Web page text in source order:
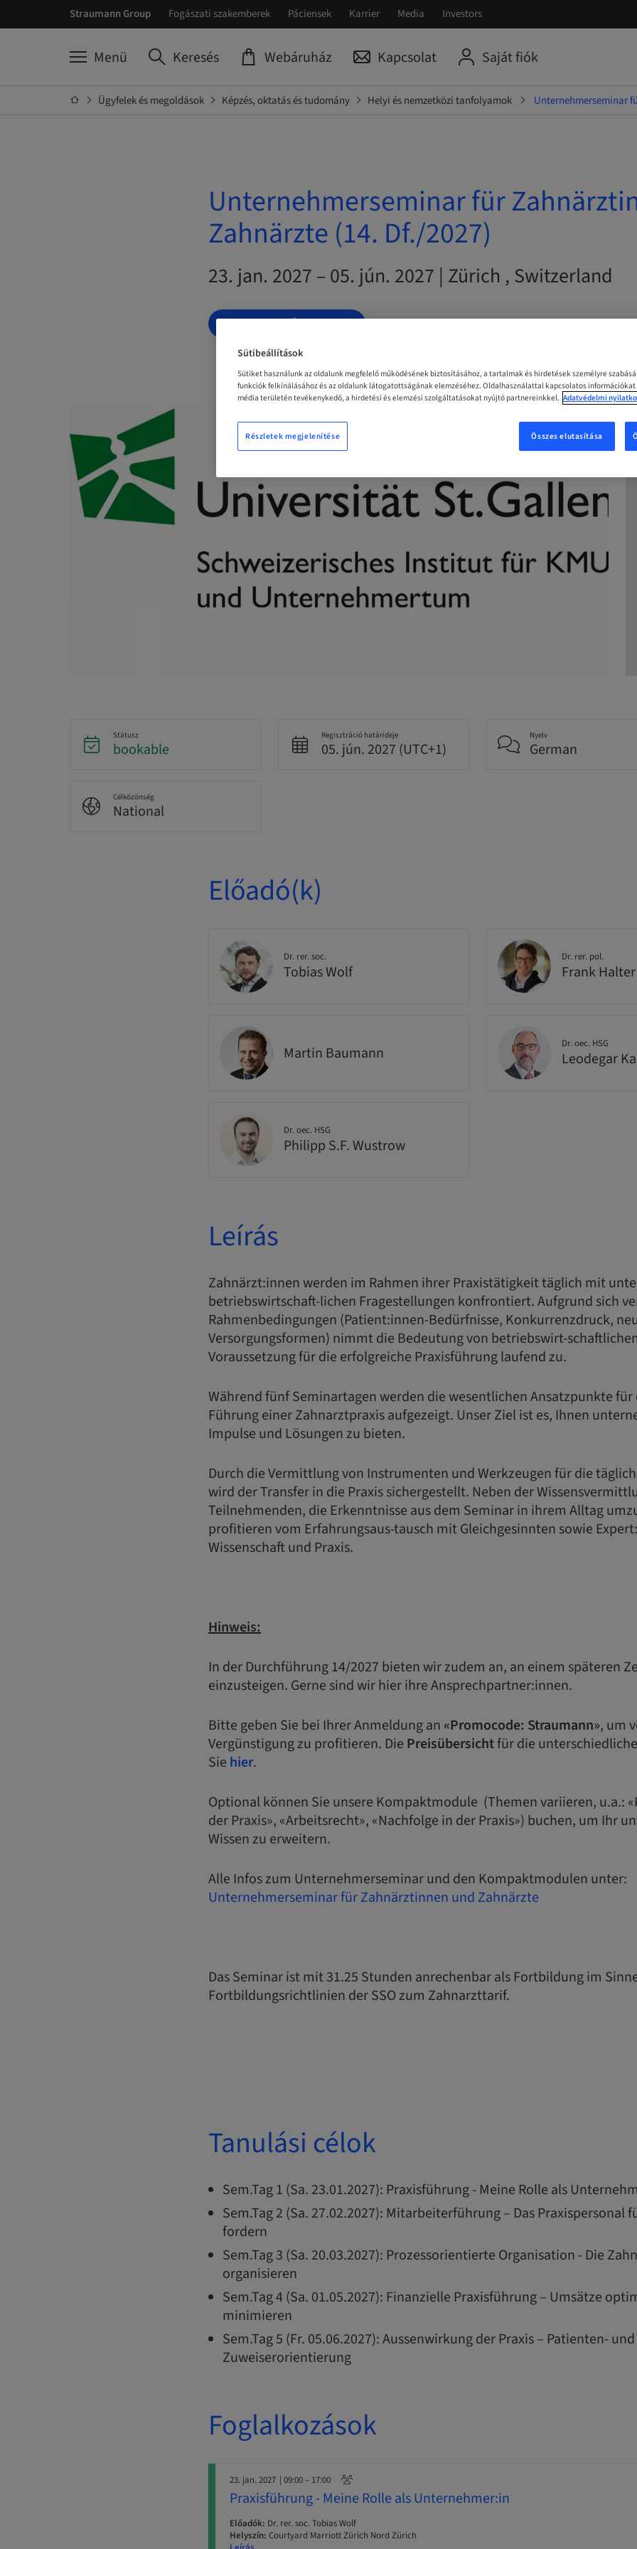
Straumann Group Fogászati szakemberek Páciensek Karrier Media Investors
Menü Keresés Webáruház Kapcsolat Saját fiók
Ügyfelek és megoldások Képzés, oktatás és tudomány Helyi és nemzetközi tanfolyamok Unternehmerseminar
Unternehmerseminar für
Zahnärzte (14. Df./2027)
23. jan. 2027 – 05. jún. 2027 | Zürich , Switzerland
LEFOGLALÁS MOST
Státusz
bookable
Regisztráció határideje
05. jún. 2027 (UTC+1)
Nyelv
German
Célközönség
National
Előadó(k)
Dr. rer. soc.
Tobias Wolf
Dr. rer. pol.
Frank Halter
Martin Baumann Dr. oec. HSG
Leodegar
Dr. oec. HSG
Philipp S.F. Wustrow
Leírás
Zahnärzt:innen werden im Rahmen ihrer Praxistätigkeit täglich mit
betriebswirtschaft-lichen Fragestellungen konfrontiert. Aufgrund sich
Rahmenbedingungen (Patient:innen-Bedürfnisse, Konkurrenzdruck,
Versorgungsformen) nimmt die Bedeutung von betriebswirt-
Voraussetzung für die erfolgreiche Praxisführung laufend zu.
Während fünf Seminartagen werden die wesentlichen Ansatzpunkte
Führung einer Zahnarztpraxis aufgezeigt. Unser Ziel ist es, Ihnen
Impulse und Lösungen zu bieten.
Durch die Vermittlung von Instrumenten und Werkzeugen für die
wird der Transfer in die Praxis sichergestellt. Neben der
Teilnehmenden, die Erkenntnisse aus dem Seminar in ihrem Alltag
profitieren vom Erfahrungsaus-tausch mit Gleichgesinnten sowie
Wissenschaft und Praxis.
Hinweis:
In der Durchführung 14/2027 bieten wir zudem an, an einem späteren
einzusteigen. Gerne sind wir hier ihre Ansprechpartner:innen.
Bitte geben Sie bei Ihrer Anmeldung an «Promocode: Straumann», um
Vergünstigung zu profitieren. Die Preisübersichtfür die
Sie hier.
Optional können Sie unsere Kompaktmodule (Themen variieren, u.a.:
der Praxis», «Arbeitsrecht», «Nachfolge in der Praxis») buchen, um Ihr
Wissen zu erweitern.
Alle Infos zum Unternehmerseminar und den Kompaktmodulen unter:
Unternehmerseminar für Zahnärztinnen und Zahnärzte
Das Seminar ist mit 31.25 Stunden anrechenbar als Fortbildung im
Fortbildungsrichtlinien der SSO zum Zahnarzttarif.
Tanulási célok
Sem.Tag 1 (Sa. 23.01.2027): Praxisführung - Meine Rolle als
Sem.Tag 2 (Sa. 27.02.2027): Mitarbeiterführung – Das Praxispersonal
fordern
Sem.Tag 3 (Sa. 20.03.2027): Prozessorientierte Organisation - Die
organisieren
Sem.Tag 4 (Sa. 01.05.2027): Finanzielle Praxisführung – Umsätze
minimieren
Sem.Tag 5 (Fr. 05.06.2027): Aussenwirkung der Praxis – Patienten- und
Zuweiserorientierung
Foglalkozások
23. jan. 2027 | 09:00 – 17:00
Praxisführung - Meine Rolle als Unternehmer:in
Előadók: Dr. rer. soc. Tobias Wolf
Helyszín: Courtyard Marriott Zürich Nord Zürich
Sütibeállítások
Sütiket használunk az oldalunk megfelelő működésének biztosításához, a tartalmak és hirdetések személyre
funkciók felkínálásához és az oldalunk látogatottságának elemzéséhez. Oldalhasználattal kapcsolatos információkat
média területén tevékenykedő, a hirdetési és elemzési szolgáltatásokat nyújtó partnereinkkel. Adatvédelmi
Összes elutasítása
Részletek megjelenítése